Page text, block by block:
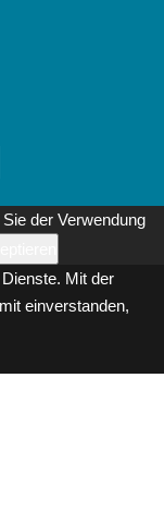
der Verwendung
Mit der
einverstanden,